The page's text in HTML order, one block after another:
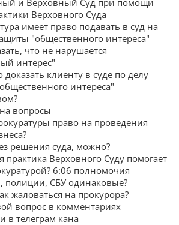
и Верховный Суд при помощи
Верховного Суда
имеет право подавать в суд на
"общественного интереса"
что не нарушается
интерес"
доказать клиенту в суде по делу
интереса"
вопросы
право на проведения
решения суда, можно?
практика Верховного Суду помогает
6:06 полномочия
полиции, СБУ одинаковые?
жаловаться на прокурора?
вопрос в комментариях
в телеграм кана